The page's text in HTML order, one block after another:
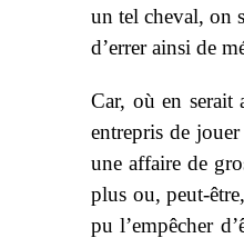
un tel cheval, on
d’errer ainsi de
Car, où en serait
entrepris de
une affaire de
plus ou, peut-
pu l’empêcher